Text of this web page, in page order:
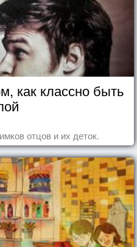
как классно быть
отцов и их деток.